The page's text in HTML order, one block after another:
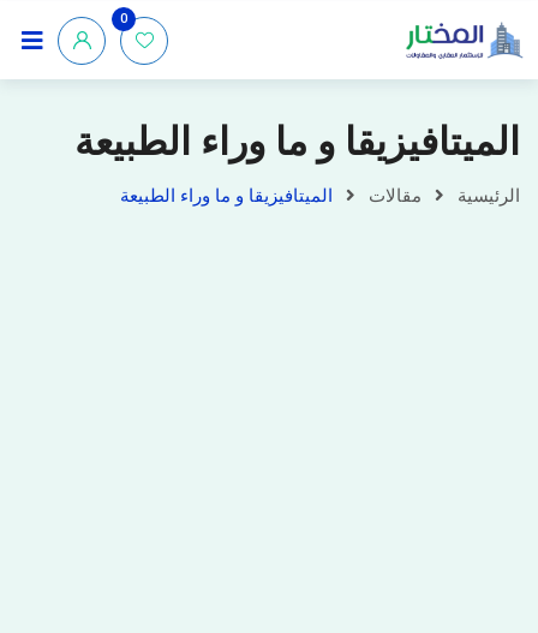
0
الميتافيزيقا و ما وراء الطبيعة
الرئيسية مقالات الميتافيزيقا و ما وراء الطبيعة